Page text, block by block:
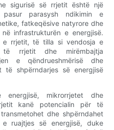
sigurisë së rrjetit është një
parasysh ndikimin e
fatkeqësive natyrore dhe
infrastrukturën e energjisë.
e rrjetit, të tilla si vendosja e
rrjetit dhe mirëmbajtja
e qëndrueshmërisë dhe
të shpërndarjes së energjisë
mikrorrjetet dhe
kanë potencialin për të
dhe shpërndahet
e ruajtjes së energjisë, duke